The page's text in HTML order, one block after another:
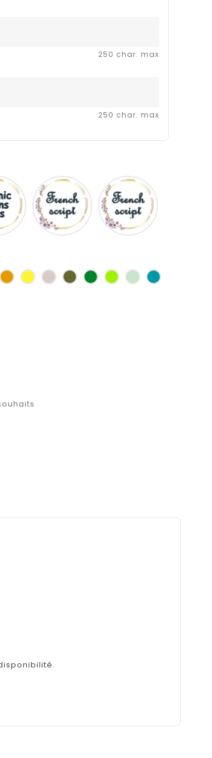
250 char. max
250 char. max
Comic
sans
ms
French
script
Jaune
d'or
jauneFicelleKaki Vert
bouteille
Anis
Vert
d'eau
Turquoise